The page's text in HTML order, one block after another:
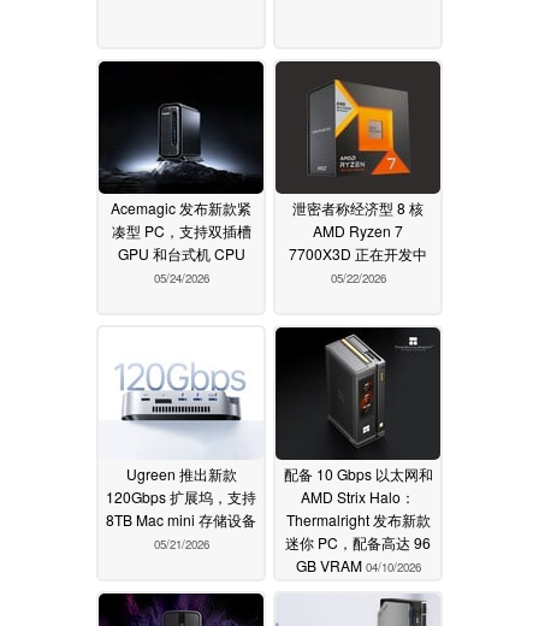
Acemagic 发布新款紧
凑型 PC，支持双插槽
GPU 和台式机 CPU
05/24/2026
泄密者称经济型 8 核
AMD Ryzen 7
7700X3D 正在开发中
05/22/2026
Ugreen 推出新款
120Gbps 扩展坞，支持
8TB Mac mini 存储设备
05/21/2026
配备 10 Gbps 以太网和
AMD Strix Halo：
Thermalright 发布新款
迷你 PC，配备高达 96
GB VRAM 04/10/2026